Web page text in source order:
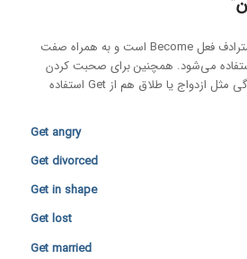
فعل Get در بسیاری جاها مترادف فعل Become است و به همراه صفت
می‌شود. همچنین برای صحبت کردن
درباره تغییرات بزرگ در زندگی مثل ازدواج یا طلاق هم از Get استفاده
Get angry
Get divorced
Get in shape
Get lost
Get married